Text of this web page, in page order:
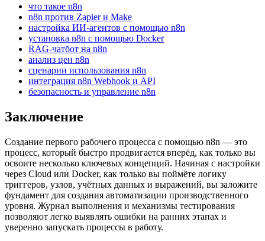
что такое n8n
n8n против Zapier и Make
настройка ИИ-агентов с помощью n8n
установка n8n с помощью Docker
RAG-чатбот на n8n
анализ цен n8n
сценарии использования n8n
интеграция n8n Webhook и API
безопасность и управление n8n
Заключение
Создание первого рабочего процесса с помощью n8n — это
процесс, который быстро продвигается вперёд, как только вы
освоите несколько ключевых концепций. Начиная с настройки
через Cloud или Docker, как только вы поймёте логику
триггеров, узлов, учётных данных и выражений, вы заложите
фундамент для создания автоматизации производственного
уровня. Журнал выполнения и механизмы тестирования
позволяют легко выявлять ошибки на ранних этапах и
уверенно запускать процессы в работу.